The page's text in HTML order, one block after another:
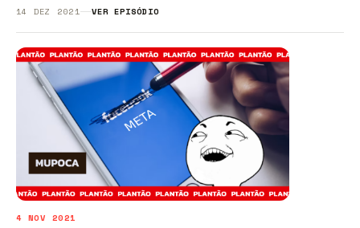
14 DEZ 2021 VER EPISÓDIO
4 NOV 2021